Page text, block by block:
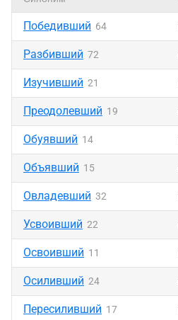
Победивший 64
Разбивший 72
Изучивший 21
Преодолевший 19
Обуявший 14
Объявший 15
Овладевший 32
Усвоивший 22
Освоивший 11
Осиливший 24
Пересиливший 17